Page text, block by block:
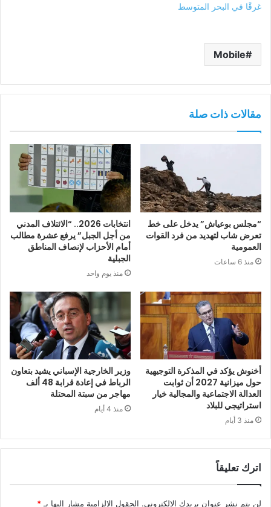
غرقًا في البحر المتوسط
Mobile
مقالات ذات صلة
“مجلس بوعياش” يدخل على خط
تعرض شاب لتهديد من فرد القوات
العمومية
منذ 6 ساعات
انتخابات 2026.. “الائتلاف المدني
من أجل الجبل” يرفع عشرة مطالب
أمام الأحزاب لإنصاف المناطق
الجبلية
منذ يوم واحد
أخنوش يؤكد في المذكرة التوجيهية
حول ميزانية 2027 أن ثوابت
العدالة الاجتماعية والمجالية خيار
استراتيجي للبلاد
منذ 3 أيام
وزير الخارجية الإسباني يشيد بتعاون
الرباط في إعادة قرابة 48 ألف
مهاجر من سبتة المحتلة
منذ 4 أيام
اترك تعليقاً
لن يتم نشر عنوان بريدك الإلكتروني. الحقول الإلزامية مشار إليها بـ*